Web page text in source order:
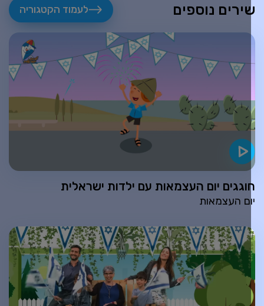
נוספים לעמוד הקטגוריה
יום העצמאות עם ילדות ישראלית
העצמאות